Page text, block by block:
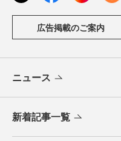
広告掲載のご案内
ニュース
新着記事一覧